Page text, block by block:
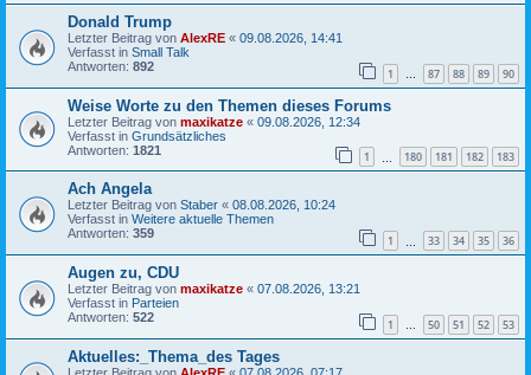
Donald Trump
Letzter Beitrag von AlexRE « 09.08.2026, 14:41
Verfasst in Small Talk
Antworten: 892 1 … 87 88 89 90
Weise Worte zu den Themen dieses Forums
Letzter Beitrag von maxikatze « 09.08.2026, 12:34
Verfasst in Grundsätzliches
Antworten: 1821 1 180 181 182 183
Ach Angela
Letzter Beitrag von Staber « 08.08.2026, 10:24
Verfasst in Weitere aktuelle Themen
Antworten: 359 1 33 34 35 36
Augen zu, CDU
Letzter Beitrag von maxikatze « 07.08.2026, 13:21
Verfasst in Parteien
Antworten: 522 1 … 50 51 52 53
Aktuelles:_Thema_des Tages